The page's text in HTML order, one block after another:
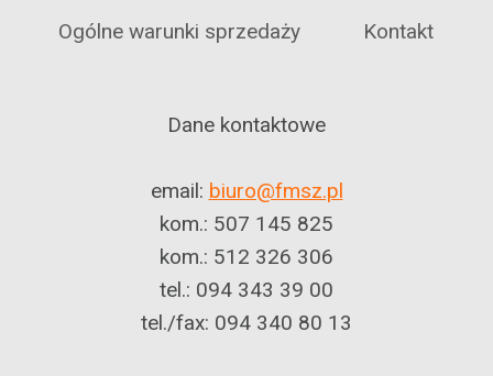
Ogólne warunki sprzedaży
Kontakt
Dane kontaktowe
email: biuro@fmsz.pl
kom.: 507 145 825
kom.: 512 326 306
tel.: 094 343 39 00
tel./fax: 094 340 80 13